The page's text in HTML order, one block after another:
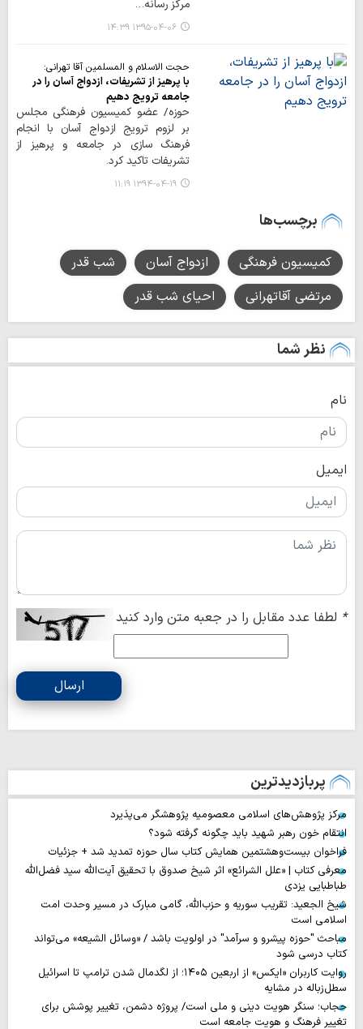
مرکز رسانه…
۱۳۹۵-۰۴-۰۶ ۱۴:۳۹
حجت الاسلام و المسلمین آقا تهرانی:
با پرهیز از تشریفات، ازدواج آسان را در
جامعه ترویج دهیم
حوزه/ عضو کمیسیون فرهنگی مجلس
بر لزوم ترویج ازدواج آسان با انجام
فرهنگ سازی در جامعه و پرهیز از
تشریفات تاکید کرد.
۱۳۹۴-۰۴-۱۹ ۱۱:۱۹
برچسب‌ها
کمیسیون فرهنگی ازدواج آسان
شب قدر
مرتضی آقاتهرانی
احیای شب قدر
نظر شما
نام
ایمیل
* لطفا عدد مقابل را در جعبه متن وارد کنید
ارسال
پربازدیدترین
مرکز پژوهش‌های اسلامی معصومیه پژوهشگر می‌پذیرد
انتقام خون رهبر شهید باید چگونه گرفته شود؟
فراخوان بیست‌وهشتمین همایش کتاب سال حوزه تمدید شد + جزئیات
معرفی کتاب | «علل الشرائع» اثر شیخ صدوق با تحقیق آیت‌الله سید فضل‌الله
طباطبایی یزدی
شیخ الجعید: تقریب سوریه و حزب‌الله، گامی مبارک در مسیر وحدت امت
اسلامی است
مباحث "حوزه پیشرو و سرآمد" در اولویت باشد / «وسائل الشیعه» می‌تواند
کتاب درسی شود
روایت‌ کاربران «ایکس» از اربعین ۱۴۰۵؛ از لگدمال شدن ترامپ تا اسرائیل
سطل‌زباله‌ در مشایه
حجاب؛ سنگر هویت دینی و ملی است/ پروژه دشمن، تغییر پوشش برای
تغییر فرهنگ و هویت جامعه است